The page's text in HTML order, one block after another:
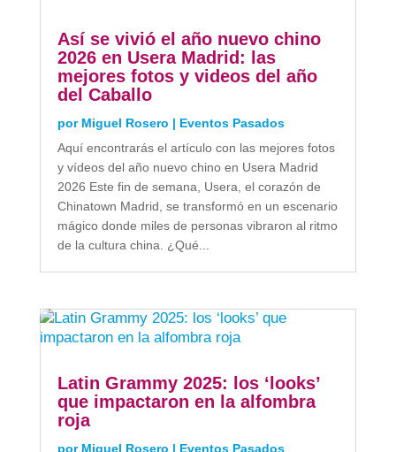
Así se vivió el año nuevo chino
2026 en Usera Madrid: las
mejores fotos y videos del año
del Caballo
por Miguel Rosero | Eventos Pasados
Aquí encontrarás el artículo con las mejores fotos
y vídeos del año nuevo chino en Usera Madrid
2026 Este fin de semana, Usera, el corazón de
Chinatown Madrid, se transformó en un escenario
mágico donde miles de personas vibraron al ritmo
de la cultura china. ¿Qué...
Latin Grammy 2025: los ‘looks’
que impactaron en la alfombra
roja
por Miguel Rosero | Eventos Pasados